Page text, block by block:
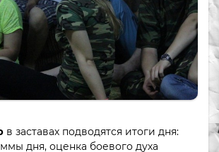
в заставах подводятся итоги дня:
дня, оценка боевого духа